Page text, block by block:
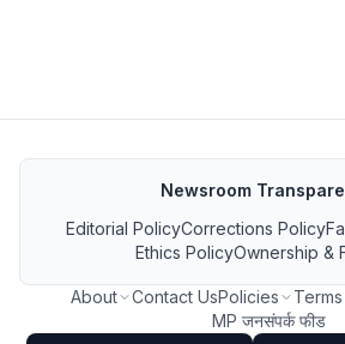
Newsroom
Editorial PolicyCorrections Policy
Ethics PolicyOwnership &
About Contact UsPolicies
MP जनसंपर्क फीड